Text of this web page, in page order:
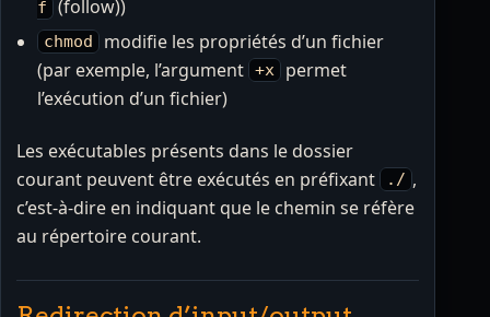
f (follow))
chmod
modifie les propriétés d’un fichier
(par exemple, l’argument +x
permet
l’exécution d’un fichier)
Les exécutables présents dans le dossier
courant peuvent être exécutés en préfixant
./ ,
c’est-à-dire en indiquant que le chemin se réfère
au répertoire courant.